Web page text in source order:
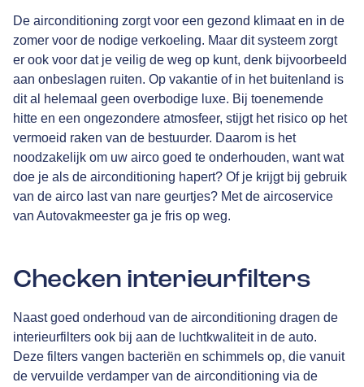
De airconditioning zorgt voor een gezond klimaat en in de
zomer voor de nodige verkoeling. Maar dit systeem zorgt
er ook voor dat je veilig de weg op kunt, denk bijvoorbeeld
aan onbeslagen ruiten. Op vakantie of in het buitenland is
dit al helemaal geen overbodige luxe. Bij toenemende
hitte en een ongezondere atmosfeer, stijgt het risico op het
vermoeid raken van de bestuurder. Daarom is het
noodzakelijk om uw airco goed te onderhouden, want wat
doe je als de airconditioning hapert? Of je krijgt bij gebruik
van de airco last van nare geurtjes? Met de aircoservice
van Autovakmeester ga je fris op weg.
Checken interieurfilters
Naast goed onderhoud van de airconditioning dragen de
interieurfilters ook bij aan de luchtkwaliteit in de auto.
Deze filters vangen bacteriën en schimmels op, die vanuit
de vervuilde verdamper van de airconditioning via de